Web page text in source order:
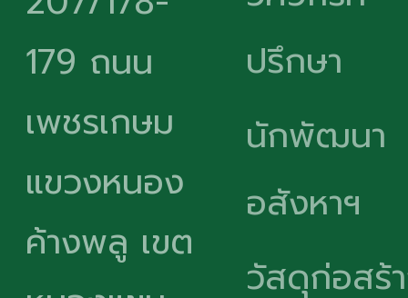
179 ถนน
เพชรเกษม
แขวงหนอง
ค้างพลู เขต
ปรึกษา
นักพัฒนา
อสังหาฯ
วัสดุก่อสร้